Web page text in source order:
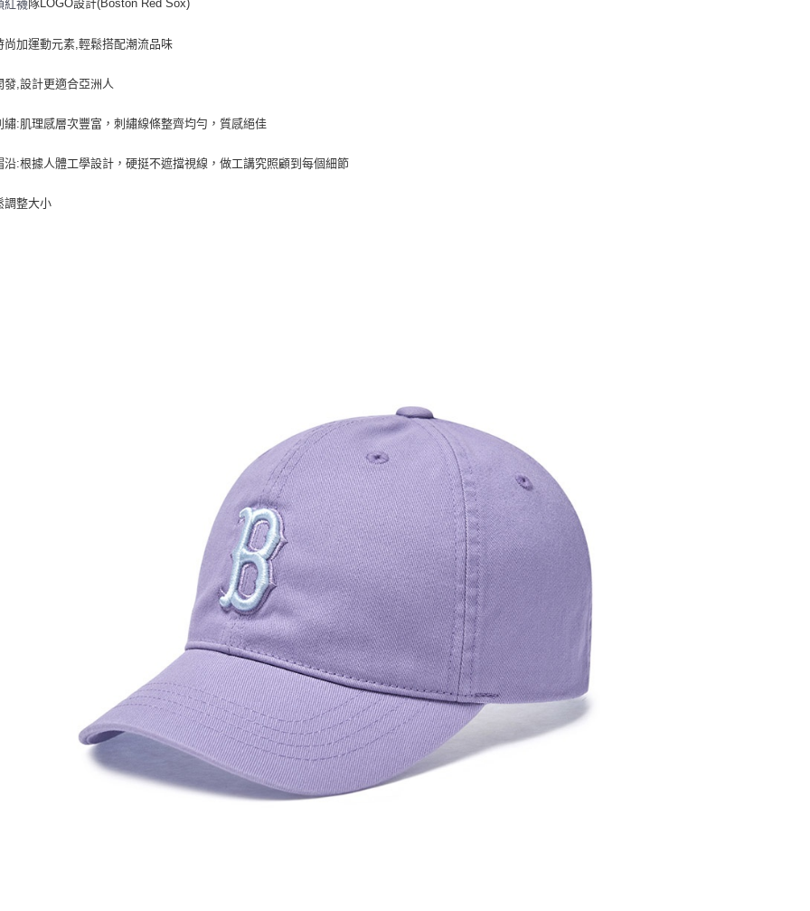
紅襪隊LOGO設計(Boston Red Sox)
尚加運動元素,輕鬆搭配潮流品味
發,設計更適合亞洲人
繡:肌理感層次豐富，刺繡線條整齊均勻，質感絕佳
沿:根據人體工學設計，硬挺不遮擋視線，做工講究照顧到每個細節
調整大小